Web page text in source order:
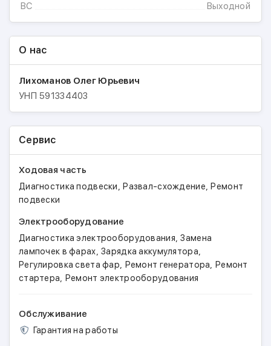
ВС
Выходной
О нас
Лихоманов Олег Юрьевич
УНП591334403
Сервис
Ходовая часть
Диагностика подвески,Развал-схождение,Ремонт
подвески
Электрооборудование
Диагностика электрооборудования,Замена
лампочек в фарах,Зарядка аккумулятора,
Регулировка света фар, Ремонт генератора,Ремонт
стартера, Ремонт электрооборудования
Обслуживание
Гарантия на работы